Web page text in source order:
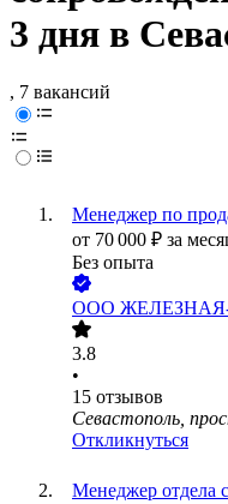
3 дня в
, 7 вакансий
Менеджер по
от 70 000 ₽ за
Без опыта
ООО
3.8
•
15 отзывов
Севастополь,
Откликнуться
Менеджер отдела